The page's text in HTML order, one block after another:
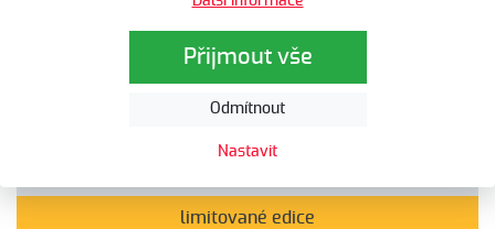
Přijmout vše
Odmítnout
Nastavit
Automobily
limitované edice